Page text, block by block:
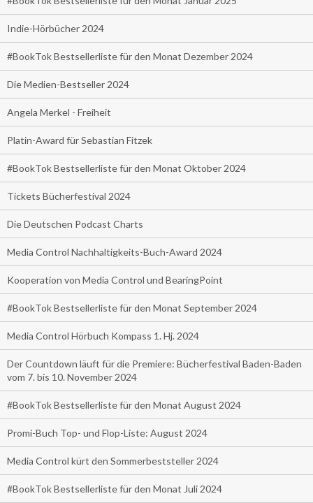
Indie-Hörbücher 2024
#BookTok Bestsellerliste für den Monat Dezember 2024
Die Medien-Bestseller 2024
Angela Merkel - Freiheit
Platin-Award für Sebastian Fitzek
#BookTok Bestsellerliste für den Monat Oktober 2024
Tickets Bücherfestival 2024
Die Deutschen Podcast Charts
Media Control Nachhaltigkeits-Buch-Award 2024
Kooperation von Media Control und BearingPoint
#BookTok Bestsellerliste für den Monat September 2024
Media Control Hörbuch Kompass 1. Hj. 2024
Der Countdown läuft für die Premiere: Bücherfestival Baden-Baden
vom 7. bis 10. November 2024
#BookTok Bestsellerliste für den Monat August 2024
Promi-Buch Top- und Flop-Liste: August 2024
Media Control kürt den Sommerbeststeller 2024
#BookTok Bestsellerliste für den Monat Juli 2024